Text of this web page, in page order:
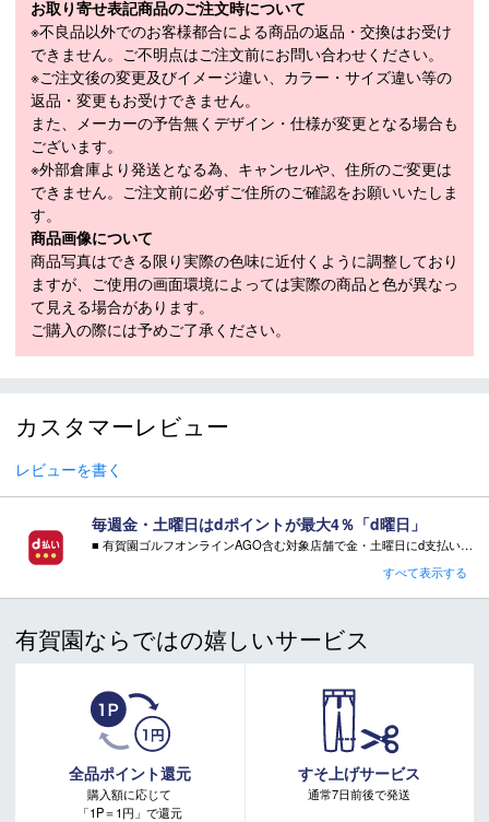
・チームスポーツ
・筋力トレーニング
・ジム など
原産国：マダガスカル
SPECIFICATION
モデル
18221375-019
素材
ナイロン76％・ポリウレタン24％
カラー
メーカー公表サ
イズまたは実寸
サイズ（cm）
サイズガイド
36XS、38S、40M、42L、44XL
イズ（ヌードサイズ）です。ご自身の身長、ウエストなどにあわせ
・「実寸サイズ」は仕上がりサイズです。サイズ目安とは異なりま
す。また、個体差による若干の誤差があります。
できません。ご不明点はご注文前にお問い合わせください。
※ご注文後の変更及びイメージ違い、カラー・サイズ違い等の
また、メーカーの予告無くデザイン・仕様が変更となる場
合もございます。
※外部倉庫より発送となる為、キャンセルや、住所のご変更は
できません。ご注文前に必ずご住所のご確認をお願いいたし
お取り寄せ表記商品のご注文時について
※不良品以外でのお客様都合による商品の返品・交換はお受け
できません。ご不明点はご注文前にお問い合わせください。
※ご注文後の変更及びイメージ違い、カラー・サイズ違い等の
返品・変更もお受けできません。
また、メーカーの予告無くデザイン・仕様が変更となる場合も
ございます。
※外部倉庫より発送となる為、キャンセルや、住所のご変更は
できません。ご注文前に必ずご住所のご確認をお願いいたしま
す。
商品画像について
商品写真はできる限り実際の色味に近付くように調整しており
ますが、ご使用の画面環境によっては実際の商品と色が異なっ
て見える場合があります。
ご購入の際には予めご了承ください。
カスタマーレビュー
レビューを書く
毎週金・土曜日はdポイントが最大4％「d曜日」
■ 有賀園ゴルフオンラインAGO含む対象店舗で金・土曜日にd支払いをすると
■ キャンペーン期間：毎週 金・土曜日 AM 0:00 - PM 23:59
注意事項：
・有賀園ポイントの獲得には別途ログイン/新規登録が必要です。
・本特典は予告なく変更・中止させて頂く場合があります。
・本キャンペーンの特典を受ける場合、ドコモ専用ページでエントリーが必要です。
詳しくはこちらをご確認ください。
キャンペーンページ
すべて表示する
有賀園ならではの嬉しいサービス
全品ポイント還元
購入額に応じて
「1P＝1円」で還元
すそ上げサービス
通常7日前後で発送